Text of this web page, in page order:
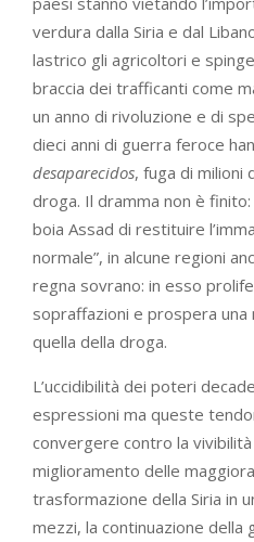
verdura dalla Siria e dal
lastrico gli agricoltori e
braccia dei trafficanti come
un anno di rivoluzione e di
dieci anni di guerra feroce
desaparecidos, fuga di milioni
droga. Il dramma non è
boia Assad di restituire
normale”, in alcune regioni
regna sovrano: in esso
sopraffazioni e prospera
quella della droga.
L’uccidibilità dei poteri
espressioni ma queste
convergere contro la
miglioramento delle
trasformazione della Siria in
mezzi, la continuazione della